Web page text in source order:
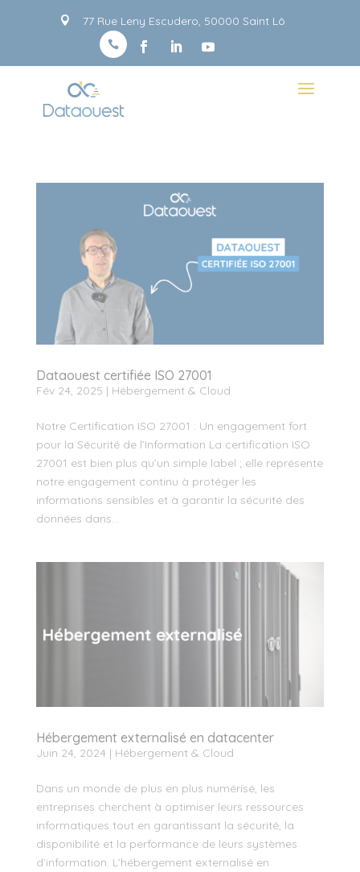
 77 Rue Leny Escudero, 50000 Saint Lô

Dataouest certifiée ISO 27001
Fév 24, 2025 | Hébergement & Cloud
Notre Certification ISO 27001 : Un engagement fort
pour la Sécurité de l’Information La certification ISO
27001 est bien plus qu’un simple label ; elle représente
notre engagement continu à protéger les
informations sensibles et à garantir la sécurité des
données dans...
Hébergement externalisé en datacenter
Juin 24, 2024 | Hébergement & Cloud
Dans un monde de plus en plus numérisé, les
entreprises cherchent à optimiser leurs ressources
informatiques tout en garantissant la sécurité, la
disponibilité et la performance de leurs systèmes
d’information. L’hébergement externalisé en